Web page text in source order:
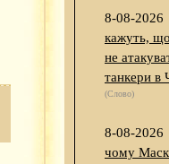
8-08-2026
кажуть,
не
танкери в
(Слово)
8-08-2026
чому Маск